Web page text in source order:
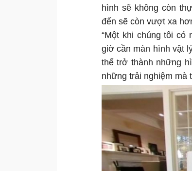
hình sẽ không còn
đến sẽ còn vượt xa
“Một khi chúng tôi có
giờ cần màn hình vật
thể trở thành những
những trải nghiệm mà